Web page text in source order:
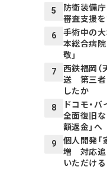
5
防衛装備
審査支援
6
手術中の
本総合病
敬」
7
西鉄福岡
送 第三者
したか
8
ドコモ・
全面復旧
額返金」へ
9
個人開発「
増 対応追
いただける